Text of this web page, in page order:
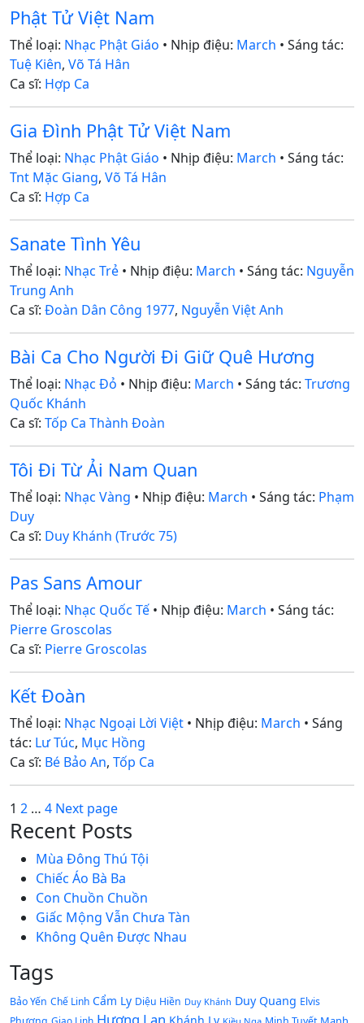
Phật Tử Việt Nam
Thể loại: Nhạc Phật Giáo • Nhịp điệu: March • Sáng tác:
Tuệ Kiên, Võ Tá Hân
Ca sĩ: Hợp Ca
Gia Đình Phật Tử Việt Nam
Thể loại: Nhạc Phật Giáo • Nhịp điệu: March • Sáng tác:
Tnt Mặc Giang, Võ Tá Hân
Ca sĩ: Hợp Ca
Sanate Tình Yêu
Thể loại: Nhạc Trẻ • Nhịp điệu: March • Sáng tác: Nguyễn
Trung Anh
Ca sĩ: Đoàn Dân Công 1977, Nguyễn Việt Anh
Bài Ca Cho Người Đi Giữ Quê Hương
Thể loại: Nhạc Đỏ • Nhịp điệu: March • Sáng tác: Trương
Quốc Khánh
Ca sĩ: Tốp Ca Thành Đoàn
Tôi Đi Từ Ải Nam Quan
Thể loại: Nhạc Vàng • Nhịp điệu: March • Sáng tác: Phạm
Duy
Ca sĩ: Duy Khánh (Trước 75)
Pas Sans Amour
Thể loại: Nhạc Quốc Tế • Nhịp điệu: March • Sáng tác:
Pierre Groscolas
Ca sĩ: Pierre Groscolas
Kết Đoàn
Thể loại: Nhạc Ngoại Lời Việt • Nhịp điệu: March • Sáng
tác: Lư Túc, Mục Hồng
Ca sĩ: Bé Bảo An, Tốp Ca
Posts
pagination
Page
1 Page
2 … Page
4 Next page
Recent Posts
Mùa Đông Thú Tội
Chiếc Áo Bà Ba
Con Chuồn Chuồn
Giấc Mộng Vẫn Chưa Tàn
Không Quên Được Nhau
Tags
Bảo Yến Chế Linh Cẩm Ly Diệu Hiền Duy Khánh Duy Quang Elvis